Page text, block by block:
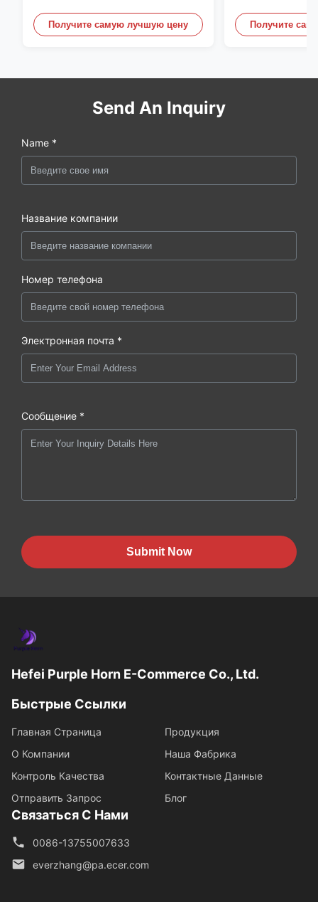
тракторный агрегат
Получите самую лучшую цену
грузовик 40-
Получите
Send An Inquiry
Name *
Название компании
Номер телефона
Электронная почта *
Сообщение *
Submit Now
Hefei Purple Horn E-Commerce Co., Ltd.
Быстрые Ссылки
Главная Страница
Продукция
О Компании
Наша Фабрика
Контроль Качества
Контактные Данные
Отправить Запрос
Блог
Связаться С Нами
0086-13755007633
everzhang@pa.ecer.com